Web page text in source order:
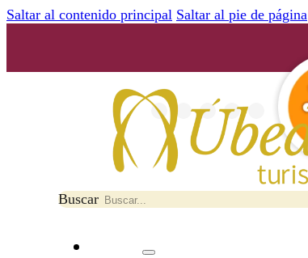
Saltar al contenido principal Saltar al pie de página
Buscar